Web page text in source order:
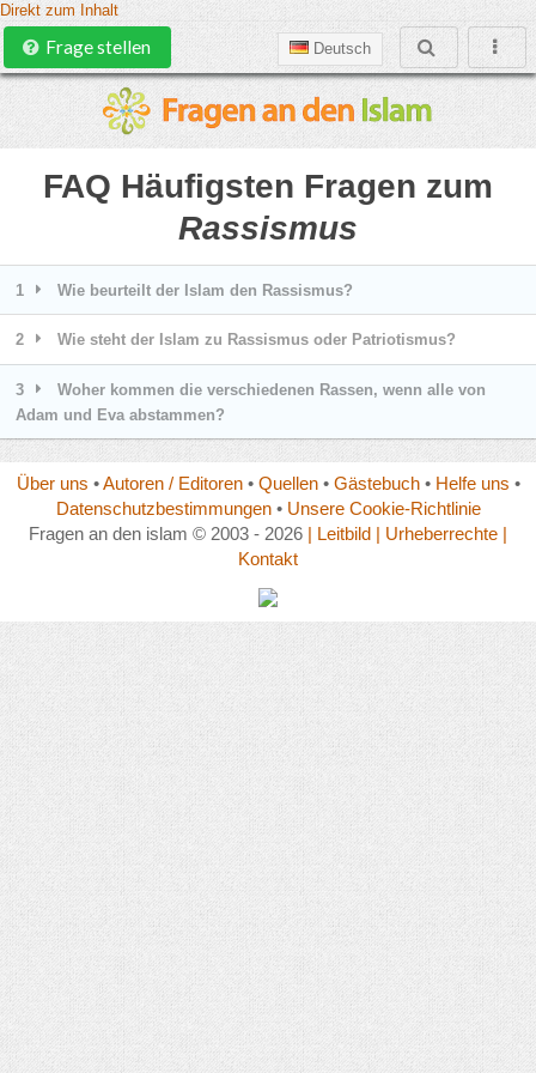
Direkt zum Inhalt
Deutsch
Frage stellen
FAQ Häufigsten Fragen zum
Rassismus
1 Wie beurteilt der Islam den Rassismus?
2 Wie steht der Islam zu Rassismus oder Patriotismus?
3
Woher kommen die verschiedenen Rassen, wenn alle von
Adam und Eva abstammen?
Über uns •Autoren / Editoren• Quellen• Gästebuch• Helfe uns •
Datenschutzbestimmungen• Unsere Cookie-Richtlinie
Fragen an den islam © 2003 - 2026
| Leitbild | Urheberrechte
Kontakt